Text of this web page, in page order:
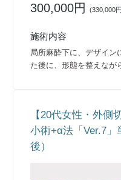
300,000円(330,000
施術内容
局所麻酔下に、デザイン
た後に、形態を整えなが
【20代女性・外側
小術+α法「Ver.7」
後）